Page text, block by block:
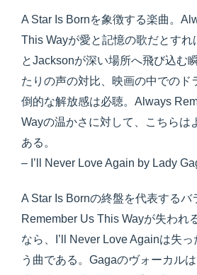
A Star Is Bornを象徴する楽曲。
This Wayが愛と記憶の歌だとす
とJacksonが深い場所へ飛び込む
たりの声の対比、映画の中でのド
倒的な解放感は必聴。Always
Wayの温かさに対して、こちらは
ある。
– I’ll Never Love Again by Lady
A Star Is Bornの終盤を代表するバ
Remember Us This Wayが失われ
なら、I’ll Never Love Againは失
う曲である。Gagaのヴォーカル